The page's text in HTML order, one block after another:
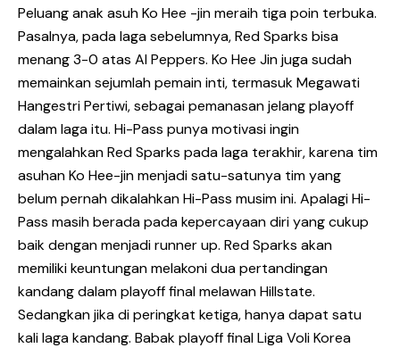
Peluang anak asuh Ko Hee -jin meraih tiga poin terbuka.
Pasalnya, pada laga sebelumnya,Red Sparks bisa
menang 3-0 atas AI Peppers. Ko Hee Jin juga sudah
memainkan sejumlah pemain inti, termasuk Megawati
Hangestri Pertiwi, sebagai pemanasan jelang playoff
dalam laga itu. Hi-Pass punya motivasi ingin
mengalahkan Red Sparks pada laga terakhir, karena tim
asuhan Ko Hee-jin menjadi satu-satunya tim yang
belum pernah dikalahkan Hi-Pass musim ini. Apalagi Hi-
Pass masih berada pada kepercayaan diri yang cukup
baik dengan menjadi runner up. Red Sparks akan
memiliki keuntungan melakoni dua pertandingan
kandang dalam playoff final melawan Hillstate.
Sedangkan jika di peringkat ketiga, hanya dapat satu
kali laga kandang. Babak playoff final Liga Voli Korea